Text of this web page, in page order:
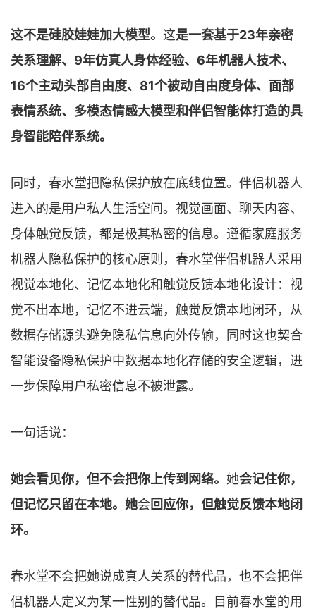
这不是硅胶娃娃加大模型。 这是一套基于23年亲密
关系理解、9年仿真人身体经验、6年机器人技术、
16个主动头部自由度、81个被动自由度身体、面部
表情系统、多模态情感大模型和伴侣智能体打造的具
身智能陪伴系统。
同时，春水堂把隐私保护放在底线位置。伴侣机器人
进入的是用户私人生活空间。视觉画面、聊天内容、
身体触觉反馈，都是极其私密的信息。遵循家庭服务
机器人隐私保护的核心原则，春水堂伴侣机器人采用
视觉本地化、记忆本地化和触觉反馈本地化设计：视
觉不出本地，记忆不进云端，触觉反馈本地闭环，从
数据存储源头避免隐私信息向外传输，同时这也契合
智能设备隐私保护中数据本地化存储的安全逻辑，进
一步保障用户私密信息不被泄露。
一句话说：
她会看见你，但不会把你上传到网络。 她会记住你，
但记忆只留在本地。她会回应你，但触觉反馈本地闭
环。
春水堂不会把她说成真人关系的替代品，也不会把伴
侣机器人定义为某一性别的替代品。目前春水堂的用